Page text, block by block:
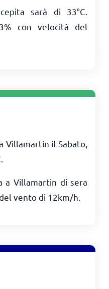
sarà di 33°C
con velocità del
Villamartin il Sabato,
a Villamartin di sera
vento di 12km/h